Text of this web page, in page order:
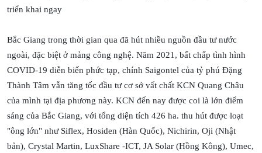
triển khai ngay
Bắc Giang trong thời gian qua đã hút nhiều nguồn đầu tư nước
ngoài, đặc biệt ở mảng công nghệ. Năm 2021, bất chấp tình hình
COVID-19 diễn biến phức tạp, chính Saigontel của tỷ phú Đặng
Thành Tâm vẫn tăng tốc đầu tư cơ sở vất chất KCN Quang Châu
của mình tại địa phương này. KCN đến nay được coi là lớn điểm
sáng của Bắc Giang, với tổng diện tích 426 ha. thu hút được loạt
"ông lớn" như Siflex, Hosiden (Hàn Quốc), Nichirin, Oji (Nhật
bản), Crystal Martin, LuxShare -ICT, JA Solar (Hồng Kông), Umec,